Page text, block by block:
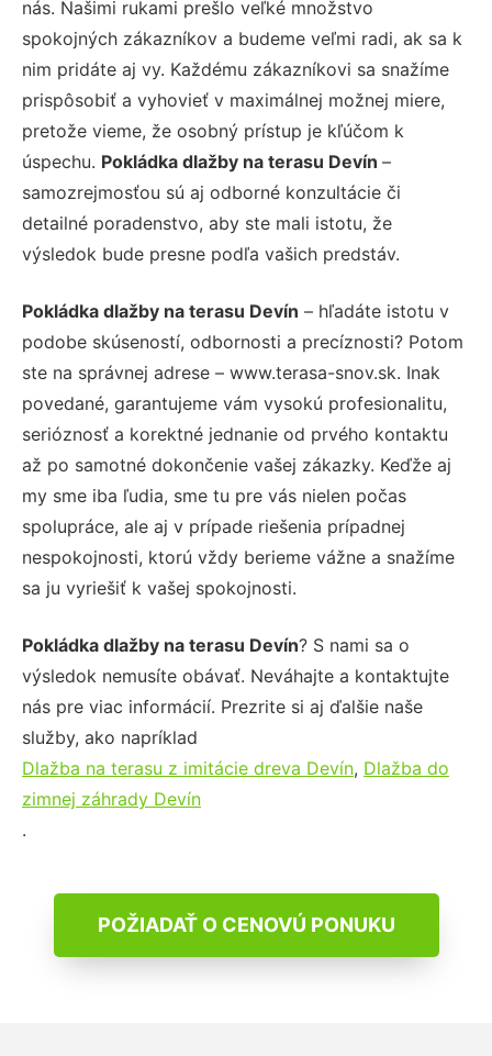
nás. Našimi rukami prešlo veľké množstvo
spokojných zákazníkov a budeme veľmi radi, ak sa k
nim pridáte aj vy. Každému zákazníkovi sa snažíme
prispôsobiť a vyhovieť v maximálnej možnej miere,
pretože vieme, že osobný prístup je kľúčom k
úspechu. Pokládka dlažby na terasu Devín –
samozrejmosťou sú aj odborné konzultácie či
detailné poradenstvo, aby ste mali istotu, že
výsledok bude presne podľa vašich predstáv.
Pokládka dlažby na terasu Devín – hľadáte istotu v
podobe skúseností, odbornosti a precíznosti? Potom
ste na správnej adrese – www.terasa-snov.sk. Inak
povedané, garantujeme vám vysokú profesionalitu,
serióznosť a korektné jednanie od prvého kontaktu
až po samotné dokončenie vašej zákazky. Keďže aj
my sme iba ľudia, sme tu pre vás nielen počas
spolupráce, ale aj v prípade riešenia prípadnej
nespokojnosti, ktorú vždy berieme vážne a snažíme
sa ju vyriešiť k vašej spokojnosti.
Pokládka dlažby na terasu Devín? S nami sa o
výsledok nemusíte obávať. Neváhajte a kontaktujte
nás pre viac informácií. Prezrite si aj ďalšie naše
služby, ako napríklad
Dlažba na terasu z imitácie dreva Devín, Dlažba do
zimnej záhrady Devín
.
POŽIADAŤ O CENOVÚ PONUKU